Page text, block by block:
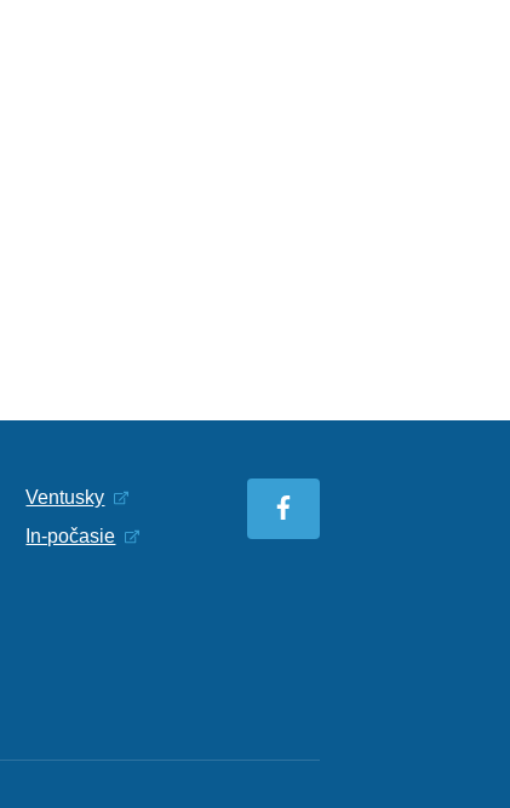
Ventusky
In-počasie